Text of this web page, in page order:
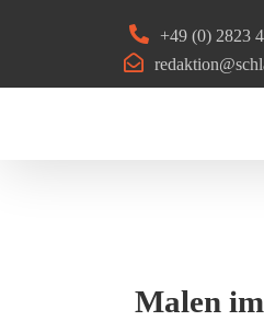
+49 (0) 2823
Malen